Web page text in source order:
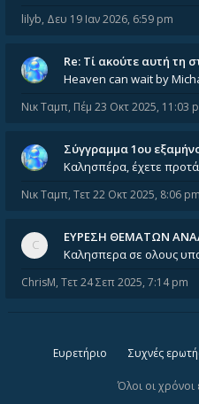
lilyb, Δευ 19 Ιαν 2026, 6:59 pm
Re: Tί ακούτε αυτή τη
Heaven can wait by
Νικ Ταμπ, Πέμ 23 Οκτ 2025, 11:03
Σύγγραμμα 1ου
Νικ Ταμπ, Τετ 22 Οκτ 2025, 8:06 pm
ΕΥΡΕΣΗ ΘΕΜΑΤΩΝ
ChrisM, Τετ 24 Σεπ 2025, 7:14 pm
Ευρετήριο Συχνές
Όλοι οι χρόνοι